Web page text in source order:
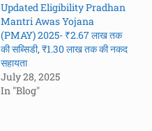
Updated Eligibility Pradhan
Mantri Awas Yojana
(PMAY) 2025- ₹2.67 लाख तक
की सब्सिडी, ₹1.30 लाख तक की नकद
सहायता
July 28, 2025
In "Blog"